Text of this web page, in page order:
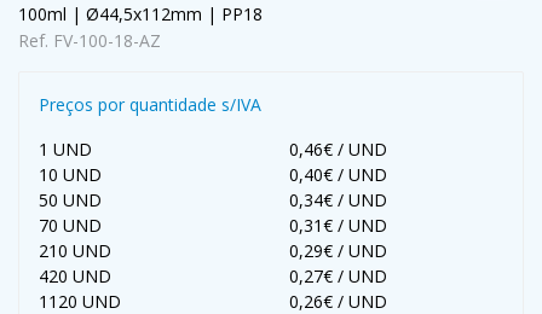
100ml | Ø44,5x112mm | PP18
Ref. FV-100-18-AZ
Preços por quantidade s/IVA
1 UND
0,46€ / UND
10 UND
0,40€ / UND
50 UND
0,34€ / UND
70 UND
0,31€ / UND
210 UND
0,29€ / UND
420 UND
0,27€ / UND
1120 UND
0,26€ / UND